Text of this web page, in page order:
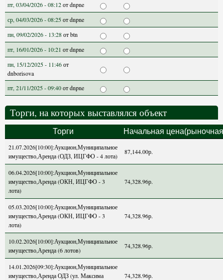
пт, 03/04/2026 - 08:12отdnpne
ср, 04/03/2026 - 08:25отdnpne
пн, 09/02/2026 - 13:28отbtn
пт, 16/01/2026 - 10:21 отdnpne
пн, 15/12/2025 - 11:46от
dnborisova
пт, 21/11/2025 - 09:40отdnpne
Торги, на которых выставлялся объект
Торги Начальная
21.07.2026[10:00]:Аукцион,Муниципальное
имущество,Аренда (ОДЗ, ИЦГФО - 4 лота)
87,144.00р.
06.04.2026[10:00]:Аукцион,Муниципальное
имущество,Аренда (ОКН, ИЦГФО - 3
лота)
74,328.96р.
05.03.2026[10:00]:Аукцион,Муниципальное
имущество,Аренда (ОКН, ИЦГФО - 3
лота)
74,328.96р.
10.02.2026[10:00]:Аукцион,Муниципальное
имущество,Аренда (6 лотов)
74,328.96р.
14.01.2026[09:30]:Аукцион,Муниципальное
имущество,Аренда ОДЗ (ул. Максима
74,328.96р.